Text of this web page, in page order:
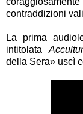
contraddizioni
La prima
intitolata
della Sera» uscì